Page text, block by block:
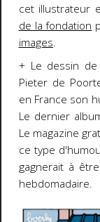
cet illustrateur
de la fondation
images.
+ Le dessin
Pieter de
en France son
Le dernier
Le magazine
ce type
gagnerait à
hebdomadaire.